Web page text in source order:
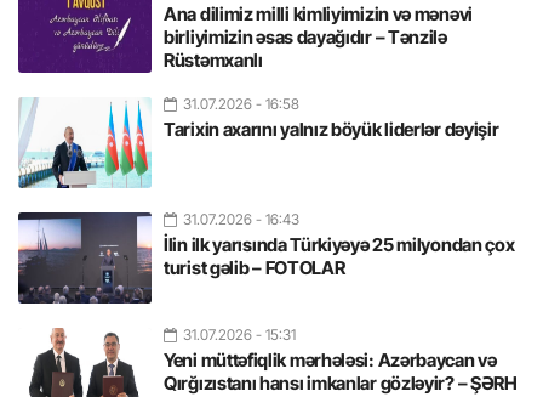
Ana dilimiz milli kimliyimizin və mənəvi
birliyimizin əsas dayağıdır – Tənzilə
Rüstəmxanlı
31.07.2026 - 16:58
Tarixin axarını yalnız böyük liderlər dəyişir
31.07.2026 - 16:43
İlin ilk yarısında Türkiyəyə 25 milyondan çox
turist gəlib – FOTOLAR
31.07.2026 - 15:31
Yeni müttəfiqlik mərhələsi: Azərbaycan və
Qırğızıstanı hansı imkanlar gözləyir? – ŞƏRH